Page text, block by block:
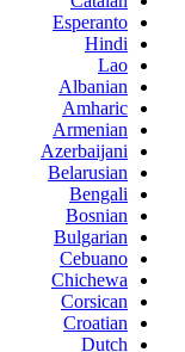
Esperanto
Hindi
Lao
Albanian
Amharic
Armenian
Azerbaijani
Belarusian
Bengali
Bosnian
Bulgarian
Cebuano
Chichewa
Corsican
Croatian
Dutch